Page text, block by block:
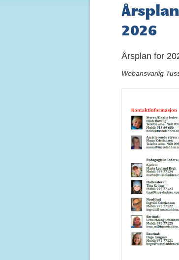
2026
Årsplan for
Webansvarlig